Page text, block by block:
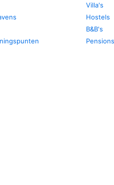
Villa's
Hostels
B&B's
Pensions